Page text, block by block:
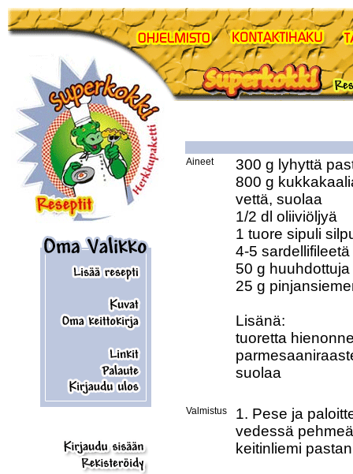
Aineet
300 g lyhyttä
800 g
vettä, suolaa
1/2 dl oliiviöljyä
1 tuore sipuli
4-5 sardellifileetä
50 g
25 g
Lisänä:
tuoretta
suolaa
Valmistus
1. Pese ja
vedessä
keitinliemi